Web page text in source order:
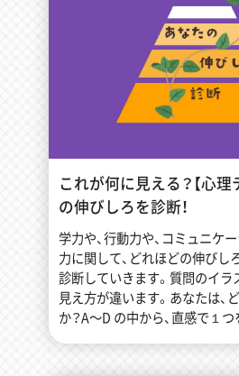
これが何に見える？【心理
の伸びしろを診断！
学力や、行動力や、コミュニケ
力に関して、どれほどの伸びし
診断していきます。質問のイラ
見え方が違います。あなたは、
か？A〜D の中から、直感で１